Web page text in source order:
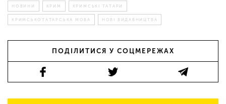
НОВИНИ КРИМ КРИМСЬКІ ТАТАРИ
КРИМСЬКОТАТАРСЬКА МОВА НОВІ ВИДАВНИЦТВА
ПОДІЛИТИСЯ У СОЦМЕРЕЖАХ